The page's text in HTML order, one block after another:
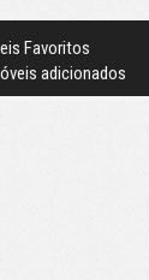
Favoritos
adicionados